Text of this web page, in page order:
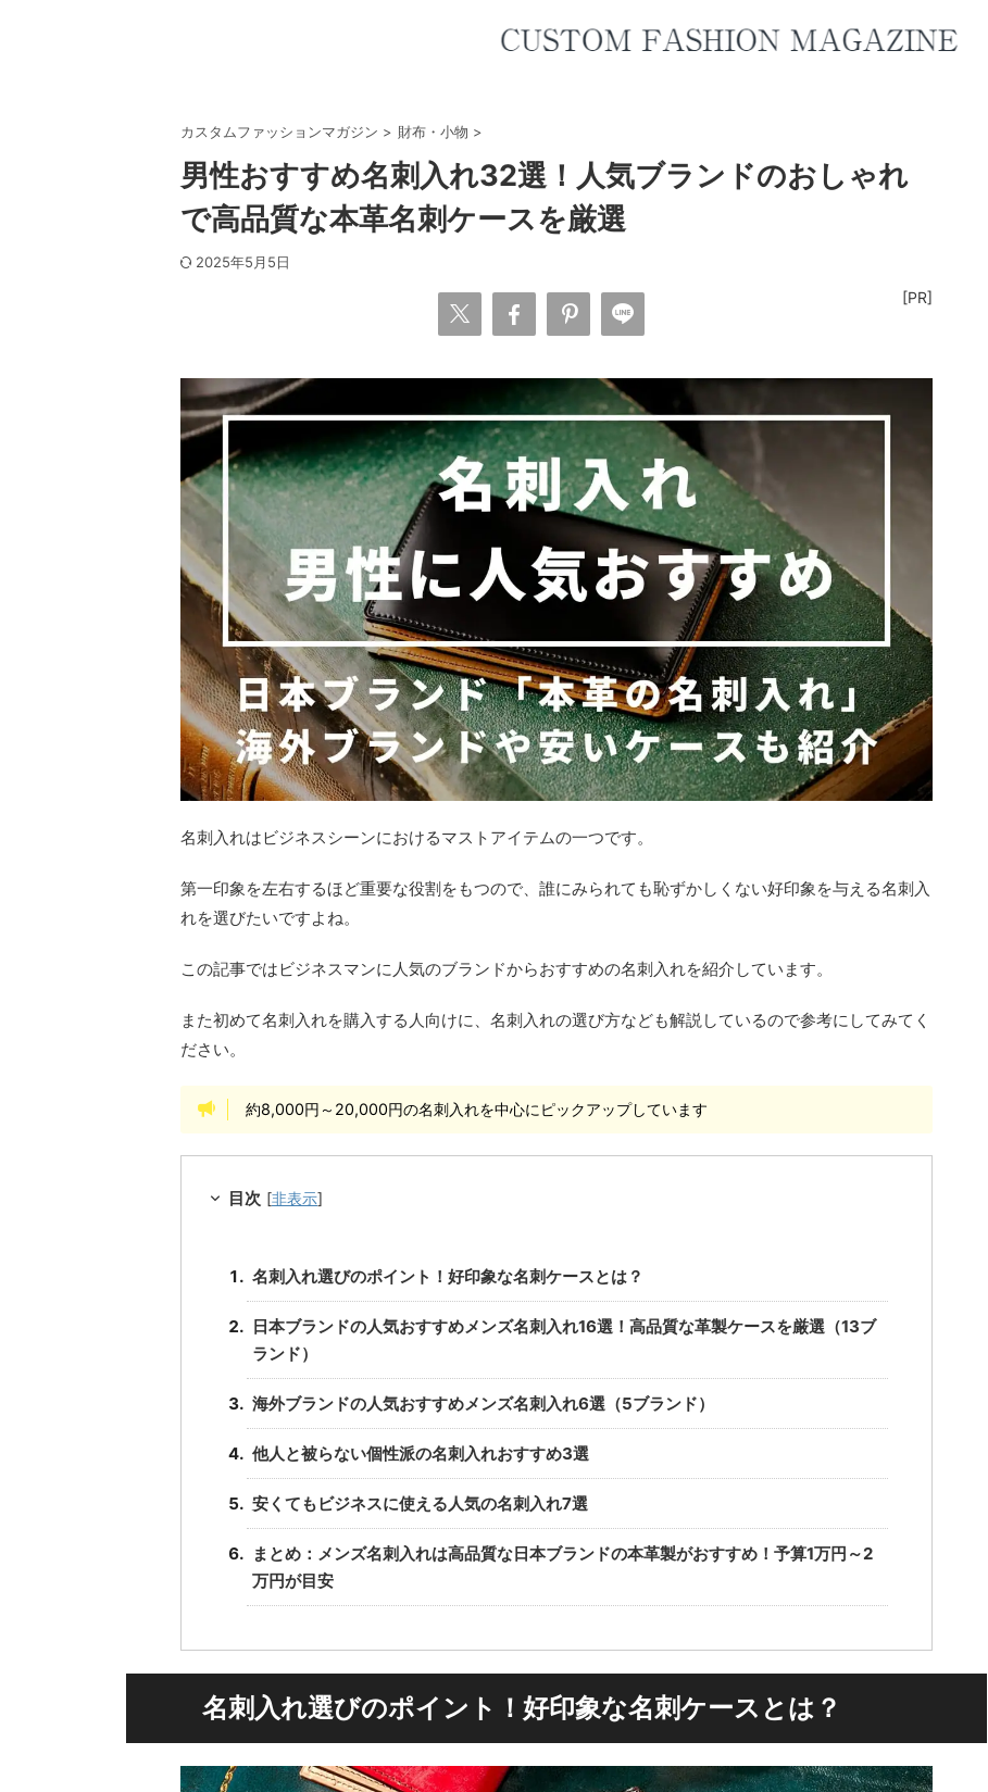
カスタムファッションマガジン > 財布・小物 >
男性おすすめ名刺入れ32選！人気ブランドのおしゃれ
で高品質な本革名刺ケースを厳選
2025年5月5日
[PR]
名刺入れはビジネスシーンにおけるマストアイテムの一つです。
第一印象を左右するほど重要な役割をもつので、誰にみられても恥ずかしくない好印象を与える名刺入
れを選びたいですよね。
この記事ではビジネスマンに人気のブランドからおすすめの名刺入れを紹介しています。
また初めて名刺入れを購入する人向けに、名刺入れの選び方なども解説しているので参考にしてみてく
ださい。
約8,000円～20,000円の名刺入れを中心にピックアップしています
目次 [非表示]
名刺入れ選びのポイント！好印象な名刺ケースとは？
日本ブランドの人気おすすめメンズ名刺入れ16選！高品質な革製ケースを厳選（13ブ
ランド）
海外ブランドの人気おすすめメンズ名刺入れ6選（5ブランド）
他人と被らない個性派の名刺入れおすすめ3選
安くてもビジネスに使える人気の名刺入れ7選
まとめ：メンズ名刺入れは高品質な日本ブランドの本革製がおすすめ！予算1万円～2
万円が目安
名刺入れ選びのポイント！好印象な名刺ケースとは？